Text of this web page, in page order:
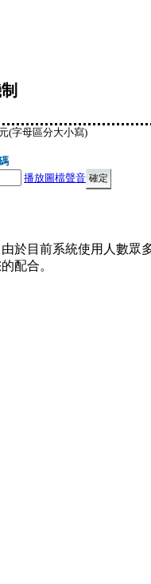
(字母區分大小寫)
播放圖檔聲音
於目前系統使用人數眾
配合。